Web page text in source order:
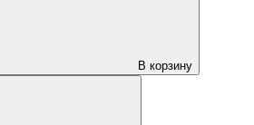
В корзину